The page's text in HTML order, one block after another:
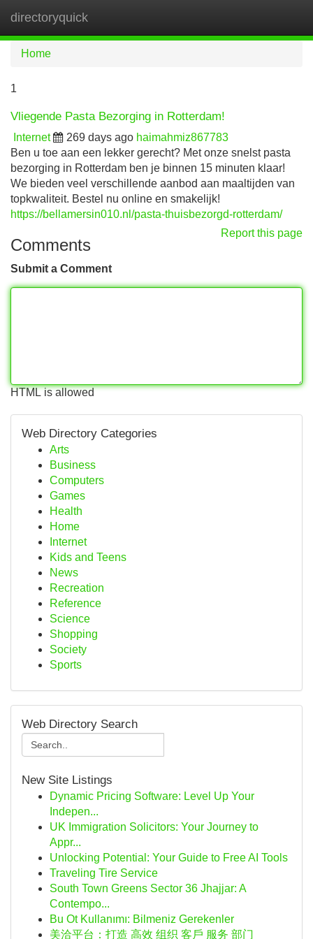
directoryquick
Home
1
Vliegende Pasta Bezorging in Rotterdam!
Internet 269 days ago haimahmiz867783
Ben u toe aan een lekker gerecht? Met onze snelst pasta
bezorging in Rotterdam ben je binnen 15 minuten klaar!
We bieden veel verschillende aanbod aan maaltijden van
topkwaliteit. Bestel nu online en smakelijk!
https://bellamersin010.nl/pasta-thuisbezorgd-rotterdam/
Report this page
Comments
Submit a Comment
HTML is allowed
Web Directory Categories
Arts
Business
Computers
Games
Health
Home
Internet
Kids and Teens
News
Recreation
Reference
Science
Shopping
Society
Sports
Web Directory Search
New Site Listings
Dynamic Pricing Software: Level Up Your
Indepen...
UK Immigration Solicitors: Your Journey to
Appr...
Unlocking Potential: Your Guide to Free AI Tools
Traveling Tire Service
South Town Greens Sector 36 Jhajjar: A
Contempo...
Bu Ot Kullanımı: Bilmeniz Gerekenler
美洽平台：打造 高效 组织 客戶 服务 部门